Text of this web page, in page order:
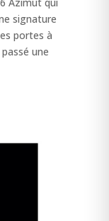
signature
portes à
une